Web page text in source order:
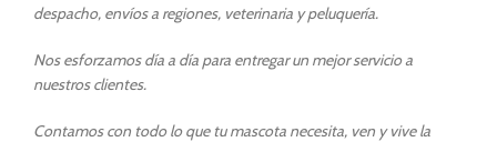
despacho, envíos a regiones, veterinaria y peluquería.
Nos esforzamos día a día para entregar un mejor servicio a
nuestros clientes.
Contamos con todo lo que tu mascota necesita, ven y vive la